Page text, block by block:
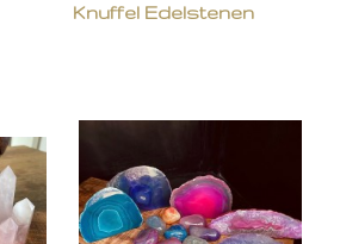
Knuffel Edelstenen